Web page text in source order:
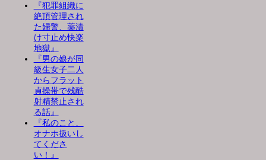
『犯罪組織に
絶頂管理され
た婦警、薬漬
け寸止め快楽
地獄』
『男の娘が同
級生女子二人
からフラット
貞操帯で残酷
射精禁止され
る話』
『私のこと、
オナホ扱いし
てくださ
い！』